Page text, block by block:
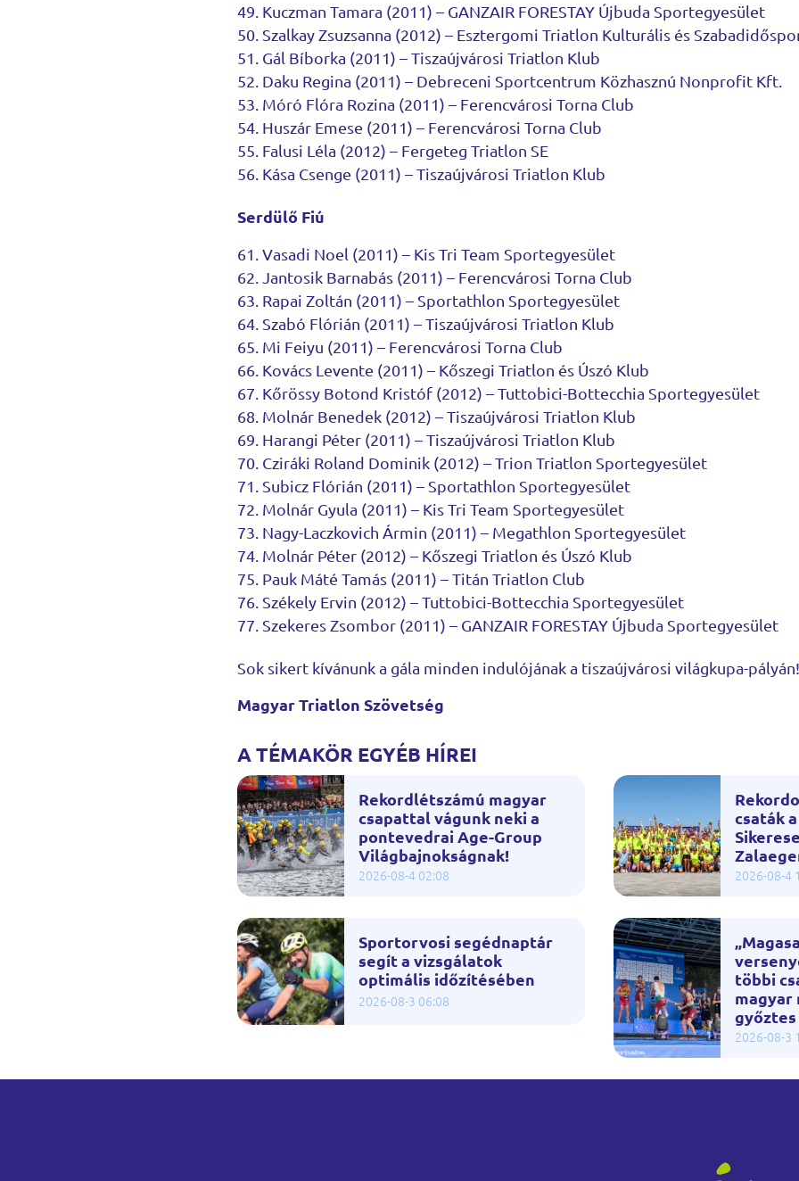
Kuczman Tamara (2011) – GANZAIR FORESTAY Újbuda Sportegyesület
Szalkay Zsuzsanna (2012) – Esztergomi Triatlon Kulturális és
Gál Bíborka (2011) – Tiszaújvárosi Triatlon Klub
Daku Regina (2011) – Debreceni Sportcentrum Közhasznú Nonprofit Kft.
Móró Flóra Rozina (2011) – Ferencvárosi Torna Club
Huszár Emese (2011) – Ferencvárosi Torna Club
Falusi Léla (2012) – Fergeteg Triatlon SE
Kása Csenge (2011) – Tiszaújvárosi Triatlon Klub
Serdülő Fiú
Vasadi Noel (2011) – Kis Tri Team Sportegyesület
Jantosik Barnabás (2011) – Ferencvárosi Torna Club
Rapai Zoltán (2011) – Sportathlon Sportegyesület
Szabó Flórián (2011) – Tiszaújvárosi Triatlon Klub
Mi Feiyu (2011) – Ferencvárosi Torna Club
Kovács Levente (2011) – Kőszegi Triatlon és Úszó Klub
Kőrössy Botond Kristóf (2012) – Tuttobici-Bottecchia Sportegyesület
Molnár Benedek (2012) – Tiszaújvárosi Triatlon Klub
Harangi Péter (2011) – Tiszaújvárosi Triatlon Klub
Cziráki Roland Dominik (2012) – Trion Triatlon Sportegyesület
Subicz Flórián (2011) – Sportathlon Sportegyesület
Molnár Gyula (2011) – Kis Tri Team Sportegyesület
Nagy-Laczkovich Ármin (2011) – Megathlon Sportegyesület
Molnár Péter (2012) – Kőszegi Triatlon és Úszó Klub
Pauk Máté Tamás (2011) – Titán Triatlon Club
Székely Ervin (2012) – Tuttobici-Bottecchia Sportegyesület
Szekeres Zsombor (2011) – GANZAIR FORESTAY Újbuda Sportegyesület
Sok sikert kívánunk a gála minden indulójának a tiszaújvárosi világkupa-pályán!
Magyar Triatlon Szövetség
A TÉMAKÖR EGYÉB HÍREI
Rekordlétszámú magyar
csapattal vágunk neki a
pontevedrai Age-Group
Világbajnokságnak!
2026-08-4 02:08
Sportorvosi segédnaptár
segít a vizsgálatok
optimális időzítésében
2026-08-3 06:08
csaták
2026-08-4
többi
magyar
2026-08-3